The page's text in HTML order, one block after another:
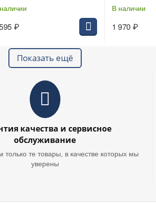
₽
В наличии
1 970 ₽
Показать ещё
качества и сервисное
обслуживание
те товары, в качестве которых мы
уверены